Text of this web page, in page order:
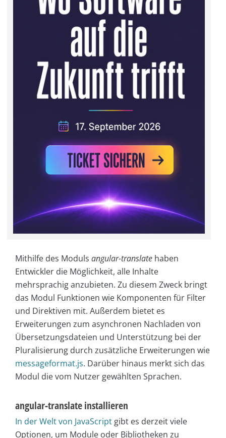
Mithilfe des Moduls angular-translate haben
Entwickler die Möglichkeit, alle Inhalte
mehrsprachig anzubieten. Zu diesem Zweck bringt
das Modul Funktionen wie Komponenten für Filter
und Direktiven mit. Außerdem bietet es
Erweiterungen zum asynchronen Nachladen von
Übersetzungsdateien und Unterstützung bei der
Pluralisierung durch zusätzliche Erweiterungen wie
messageformat.js. Darüber hinaus merkt sich das
Modul die vom Nutzer gewählten Sprachen.
angular-translate installieren
In der Welt von JavaScript gibt es derzeit viele
Optionen, um Module oder Bibliotheken zu